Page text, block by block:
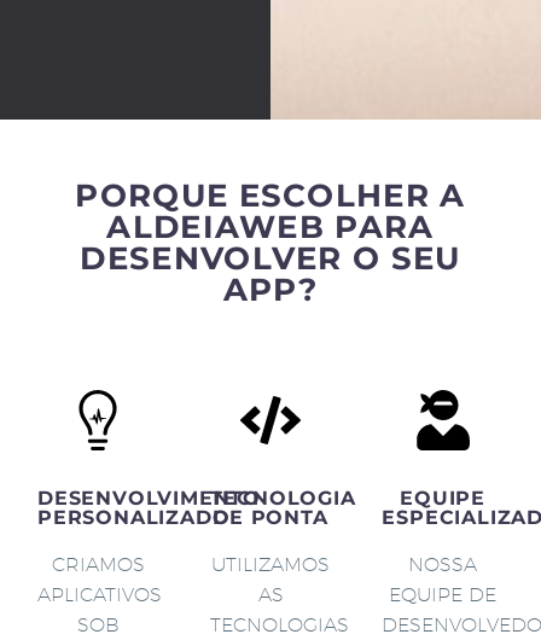
PORQUE ESCOLHER A
ALDEIAWEB PARA
DESENVOLVER O SEU
APP?
DESENVOLVIMENTO
PERSONALIZADO
CRIAMOS
APLICATIVOS
SOB
TECNOLOGIA
DE PONTA
UTILIZAMOS
AS
TECNOLOGIAS
EQUIPE
NOSSA
EQUIPE DE